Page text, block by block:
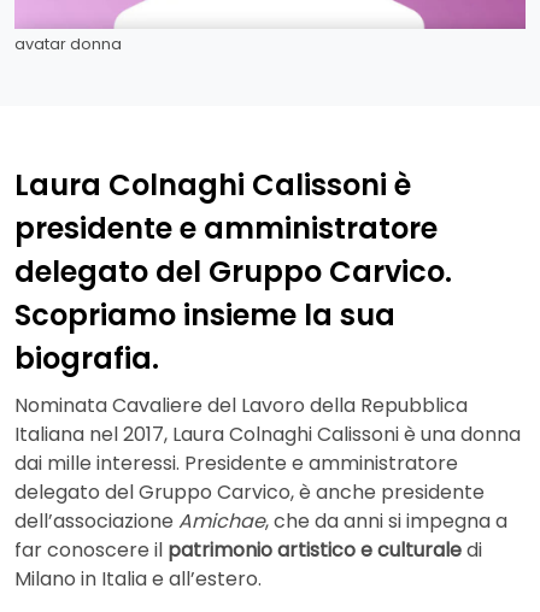
avatar donna
Laura Colnaghi Calissoni è
presidente e amministratore
delegato del Gruppo Carvico.
Scopriamo insieme la sua
biografia.
Nominata Cavaliere del Lavoro della Repubblica
Italiana nel 2017, Laura Colnaghi Calissoni è una donna
dai mille interessi. Presidente e amministratore
delegato del Gruppo Carvico, è anche presidente
dell’associazione Amichae, che da anni si impegna a
far conoscere il patrimonio artistico e culturaledi
Milano in Italia e all’estero.